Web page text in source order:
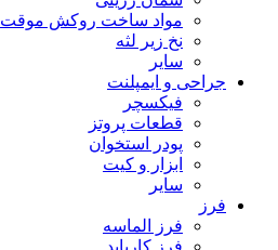
مواد ساخت روکش موقت
نخ زیر لثه
سایر
جراحی و ایمپلنت
فیکسچر
قطعات پروتز
پودر استخوان
ابزار و کیت
سایر
فرز
فرز الماسه